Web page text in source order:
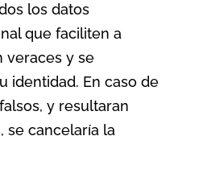
los datos
que faciliten a
veraces y se
identidad. En caso de
y resultaran
se cancelaría la